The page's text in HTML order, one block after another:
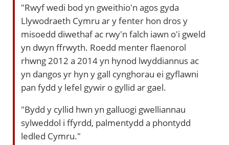
"Rwyf wedi bod yn gweithio'n agos gyda
Llywodraeth Cymru ar y fenter hon dros y
misoedd diwethaf ac rwy'n falch iawn o'i gweld
yn dwyn ffrwyth. Roedd menter flaenorol
rhwng 2012 a 2014 yn hynod lwyddiannus ac
yn dangos yr hyn y gall cynghorau ei gyflawni
pan fydd y lefel gywir o gyllid ar gael.
"Bydd y cyllid hwn yn galluogi gwelliannau
sylweddol i ffyrdd, palmentydd a phontydd
ledled Cymru."